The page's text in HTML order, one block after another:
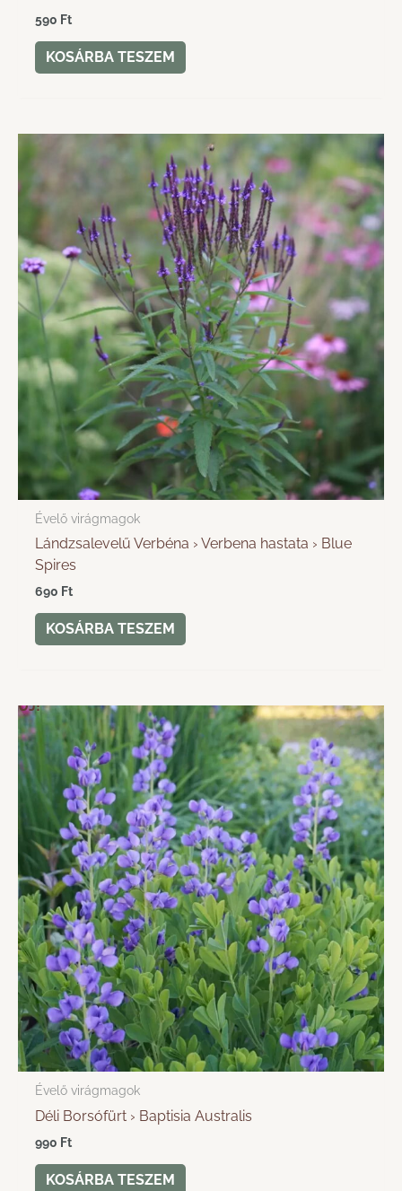
590 Ft
KOSÁRBA TESZEM
Évelő virágmagok
Lándzsalevelű Verbéna › Verbena hastata › Blue
Spires
690 Ft
KOSÁRBA TESZEM
ÚJ!
Évelő virágmagok
Déli Borsófürt › Baptisia Australis
990 Ft
KOSÁRBA TESZEM